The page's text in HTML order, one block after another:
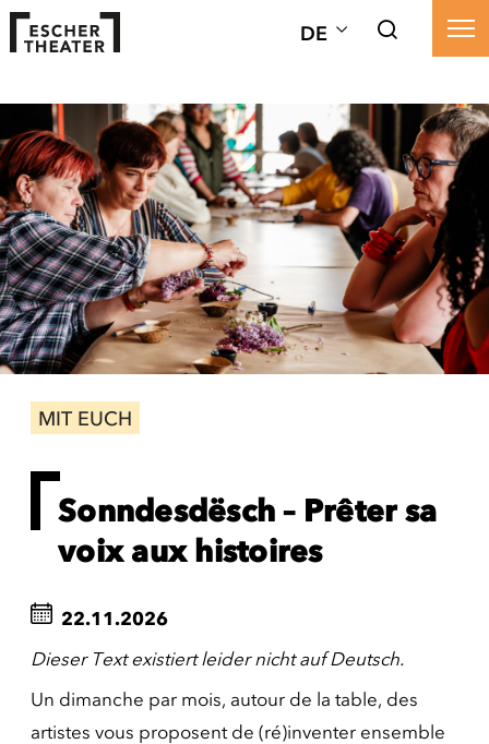
DE
MIT EUCH
Sonndesdësch – Prêter sa
voix aux histoires
22.11.2026
Dieser Text existiert leider nicht auf Deutsch.
Un dimanche par mois, autour de la table, des
artistes vous proposent de (ré)inventer ensemble